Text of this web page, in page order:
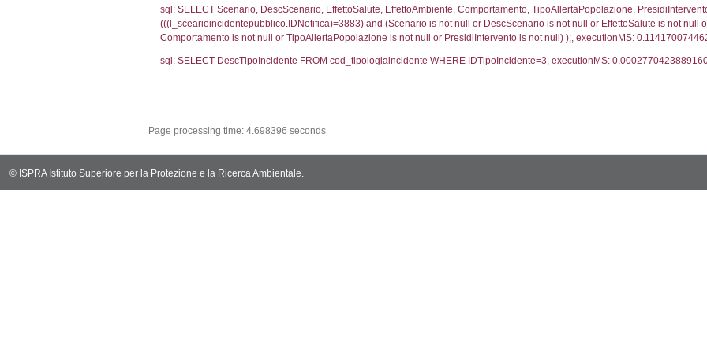
(f_territori_limitrofi.IDTipologiaTerritorio =
WHERE (((f_territori_limitrofi.IDNotifica)=3883) AND
sql: SELECT f_territori_limitrofi.Distanza,
WHERE (((f_territori_limitrofi.IDNotifica)=3883) AND
sql: SELECT reg_f_territori_limitrofi.Distanza,